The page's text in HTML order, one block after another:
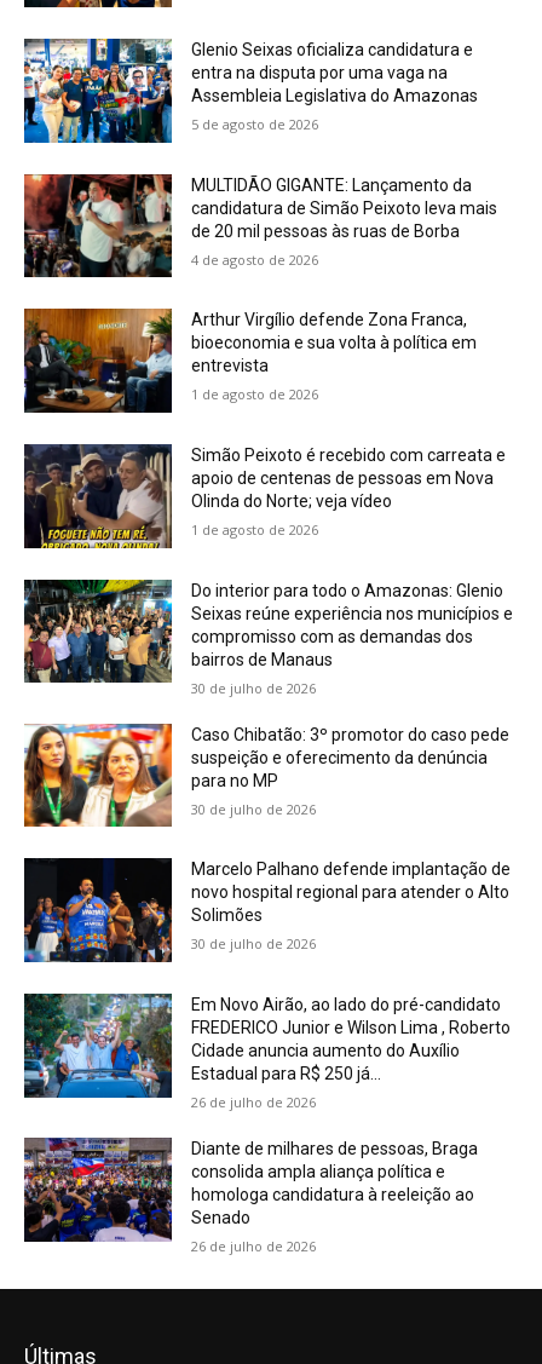
Glenio Seixas oficializa candidatura e
entra na disputa por uma vaga na
Assembleia Legislativa do Amazonas
5 de agosto de 2026
MULTIDÃO GIGANTE: Lançamento da
candidatura de Simão Peixoto leva mais
de 20 mil pessoas às ruas de Borba
4 de agosto de 2026
Arthur Virgílio defende Zona Franca,
bioeconomia e sua volta à política em
entrevista
1 de agosto de 2026
Simão Peixoto é recebido com carreata e
apoio de centenas de pessoas em Nova
Olinda do Norte; veja vídeo
1 de agosto de 2026
Do interior para todo o Amazonas: Glenio
Seixas reúne experiência nos municípios e
compromisso com as demandas dos
bairros de Manaus
30 de julho de 2026
Caso Chibatão: 3º promotor do caso pede
suspeição e oferecimento da denúncia
para no MP
30 de julho de 2026
Marcelo Palhano defende implantação de
novo hospital regional para atender o Alto
Solimões
30 de julho de 2026
Em Novo Airão, ao lado do pré-candidato
FREDERICO Junior e Wilson Lima , Roberto
Cidade anuncia aumento do Auxílio
Estadual para R$ 250 já...
26 de julho de 2026
Diante de milhares de pessoas, Braga
consolida ampla aliança política e
homologa candidatura à reeleição ao
Senado
26 de julho de 2026
Últimas